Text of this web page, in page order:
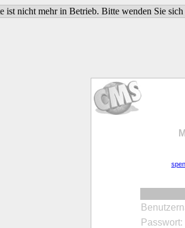
ist nicht mehr in Betrieb. Bitte wenden Sie
Passwort: